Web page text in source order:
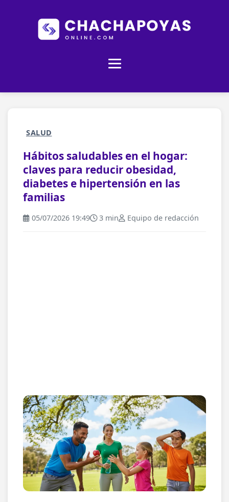
SALUD
Hábitos saludables en el hogar:
claves para reducir obesidad,
diabetes e hipertensión en las
familias
05/07/2026 19:49 3 min Equipo de redacción